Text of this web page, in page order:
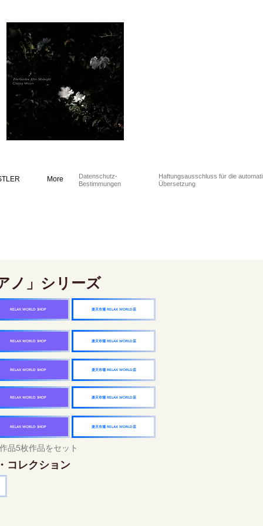
More
Datenschutz-
Bestimmungen
Haftungsausschluss für die
Übersetzung
ノ」シリーズ
楽天市場 RELAX WORLD店
RELAX WORLD SHOP
楽天市場 RELAX WORLD店
RELAX WORLD SHOP
楽天市場 RELAX WORLD店
RELAX WORLD SHOP
楽天市場 RELAX WORLD店
RELAX WORLD SHOP
楽天市場 RELAX WORLD店
RELAX WORLD SHOP
品5枚作品をセット
コレクション